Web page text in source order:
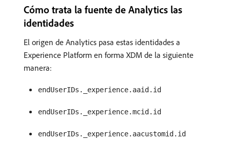
Cómo trata la fuente de Analytics las
identidades
El origen de Analytics pasa estas identidades a
Experience Platform en forma XDM de la siguiente
manera:
endUserIDs._experience.aaid.id
endUserIDs._experience.mcid.id
endUserIDs._experience.aacustomid.id